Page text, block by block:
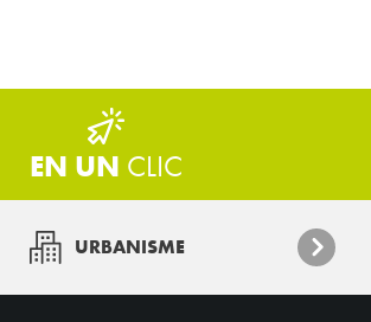
EN UN CLIC
URBANISME